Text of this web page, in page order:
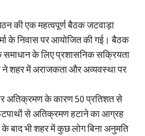
की एक महत्वपूर्ण बैठक जटवाड़ा
के निवास पर आयोजित की गई। बैठक
के लिए प्रशासनिक सक्रियता
शहर में अराजकता और अव्यवस्था पर
अतिक्रमण के कारण 50 प्रतिशत से
से अतिक्रमण हटाने का आग्रह
बाद भी शहर में कुछ लोग बिना अनुमति